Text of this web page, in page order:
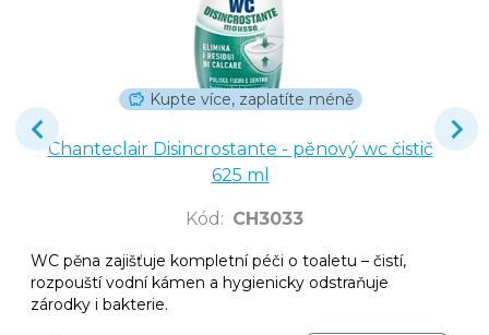
Kupte více, zaplatíte méně
Chanteclair Disincrostante - pěnový wc čistič
625 ml
Kód : CH3033
WC pěna zajišťuje kompletní péči o toaletu – čistí,
rozpouští vodní kámen a hygienicky odstraňuje
zárodky i bakterie.